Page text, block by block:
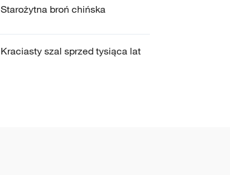
Starożytna broń chińska
Kraciasty szal sprzed tysiąca lat